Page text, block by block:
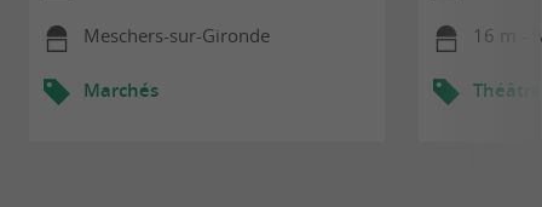
Meschers-sur-Gironde
Marchés
16 m -
Théâtre